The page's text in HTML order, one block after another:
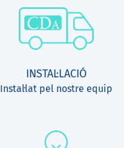
INSTAL·LACIÓ
Instal·lat pel nostre equip